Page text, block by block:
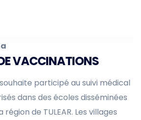
VACCINATIONS
souhaite participé au suivi médical
dans des écoles disséminées
de TULEAR. Les villages